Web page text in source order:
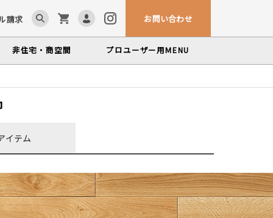
請求 お問い合わせ
塗料・メンテナンス用品
「見る木活かす木」
情報をお届けする無垢木材コラム
世界の樹種
テナンスサービス
ルホンによるメンテナンスサービス
非住宅・商空間 プロユーザー用MENU
イテム